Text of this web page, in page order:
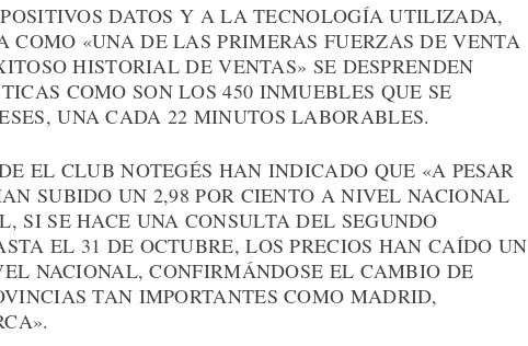
DATOS Y A LA TECNOLOGÍA UTILIZADA,
COMO «UNA DE LAS PRIMERAS FUERZAS DE VENTA
HISTORIAL DE VENTAS» SE DESPRENDEN
COMO SON LOS 450 INMUEBLES QUE SE
UNA CADA 22 MINUTOS LABORABLES.
EL CLUB NOTEGÉS HAN INDICADO QUE «A PESAR
SUBIDO UN 2,98 POR CIENTO A NIVEL NACIONAL
SI SE HACE UNA CONSULTA DEL SEGUNDO
EL 31 DE OCTUBRE, LOS PRECIOS HAN CAÍDO UN
NACIONAL, CONFIRMÁNDOSE EL CAMBIO DE
TAN IMPORTANTES COMO MADRID,